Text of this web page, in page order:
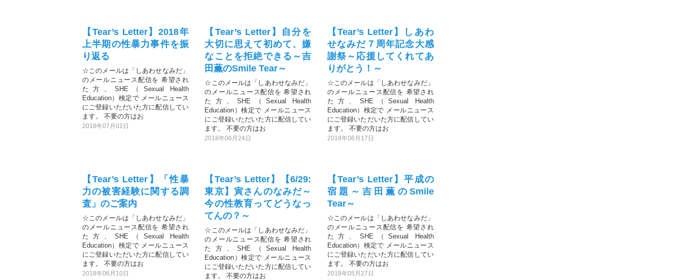
【Tear’s Letter】2018年
上半期の性暴力事件を振
り返る
☆このメールは「しあわせなみだ」
のメールニュース配信を 希望され
た方、SHE（Sexual Health
Education）検定で メールニュース
にご登録いただいた方に配信してい
ます。 不要の方はお
2018年07月01日
【Tear’s Letter】自分を
大切に思えて初めて、嫌
なことを拒絶できる～吉
田薫のSmile Tear～
☆このメールは「しあわせなみだ」
のメールニュース配信を 希望され
た方、SHE（Sexual Health
Education）検定で メールニュース
にご登録いただいた方に配信してい
ます。 不要の方はお
2018年06月24日
【Tear’s Letter】しあわ
せなみだ７周年記念大感
謝祭～応援してくれてあ
りがとう！～
☆このメールは「しあわせなみだ」
のメールニュース配信を 希望され
た方、SHE（Sexual Health
Education）検定で メールニュース
にご登録いただいた方に配信してい
ます。 不要の方はお
2018年06月17日
【Tear’s Letter】「性暴
力の被害経験に関する調
査」のご案内
☆このメールは「しあわせなみだ」
のメールニュース配信を 希望され
た方、SHE（Sexual Health
Education）検定で メールニュース
にご登録いただいた方に配信してい
ます。 不要の方はお
2018年06月10日
【Tear’s Letter】【6/29:
東京】寅さんのなみだ～
今の性教育ってどうなっ
てんの？～
☆このメールは「しあわせなみだ」
のメールニュース配信を 希望され
た方、SHE（Sexual Health
Education）検定で メールニュース
にご登録いただいた方に配信してい
ます。 不要の方はお
【Tear’s Letter】平成の
宿題～吉田薫のSmile
Tear～
☆このメールは「しあわせなみだ」
のメールニュース配信を 希望され
た方、SHE（Sexual Health
Education）検定で メールニュース
にご登録いただいた方に配信してい
ます。 不要の方はお
2018年05月27日